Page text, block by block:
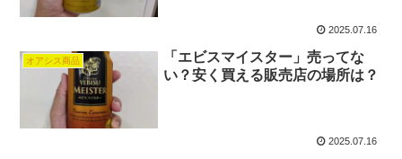
2025.07.16
オアシス商品
「エビスマイスター」売ってな
い？安く買える販売店の場所は？
2025.07.16